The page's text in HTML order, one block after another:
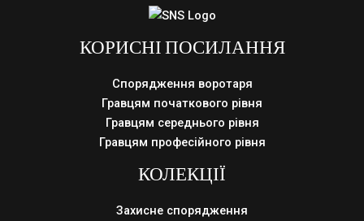
КОРИСНІ ПОСИЛАННЯ
Спорядження воротаря
Гравцям початкового рівня
Гравцям середнього рівня
Гравцям професійного рівня
КОЛЕКЦІЇ
Захисне спорядження